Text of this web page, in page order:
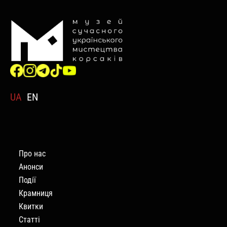
UA EN
Про нас
Анонси
Події
Крамниця
Квитки
Статті